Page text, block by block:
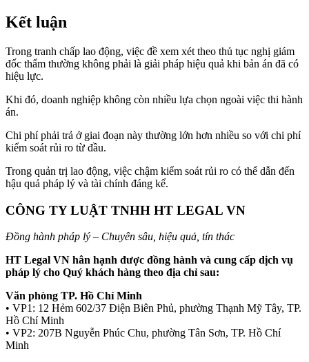
Kết luận
Trong tranh chấp lao động, việc đề xem xét theo thủ tục nghị giám
đốc thẩm thường không phải là giải pháp hiệu quả khi bản án đã có
hiệu lực.
Khi đó, doanh nghiệp không còn nhiều lựa chọn ngoài việc thi hành
án.
Chi phí phải trả ở giai đoạn này thường lớn hơn nhiều so với chi phí
kiểm soát rủi ro từ đầu.
Trong quản trị lao động, việc chậm kiểm soát rủi ro có thể dẫn đến
hậu quả pháp lý và tài chính đáng kể.
CÔNG TY LUẬT TNHH HT LEGAL VN
Đồng hành pháp lý – Chuyên sâu, hiệu quả, tín thác
HT Legal VN hân hạnh được đồng hành và cung cấp dịch vụ
pháp lý cho Quý khách hàng theo địa chỉ sau:
Văn phòng TP. Hồ Chí Minh
• VP1: 12 Hẻm 602/37 Điện Biên Phủ, phường Thạnh Mỹ Tây, TP.
Hồ Chí Minh
• VP2: 207B Nguyễn Phúc Chu, phường Tân Sơn, TP. Hồ Chí
Minh